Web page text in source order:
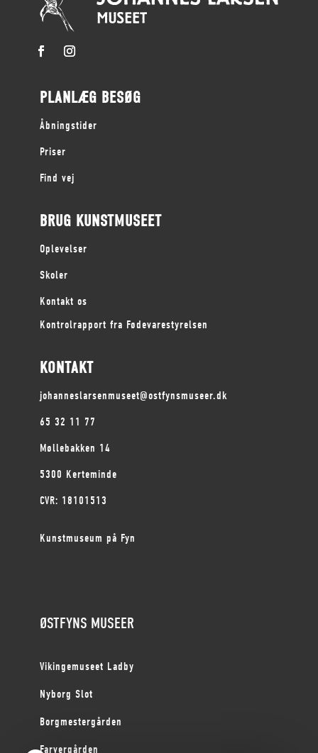
PLANLÆG BESØG
Åbningstider
Priser
Find vej
BRUG KUNSTMUSEET
Oplevelser
Skoler
Kontakt os
Kontrolrapport fra Fødevarestyrelsen
KONTAKT
johanneslarsenmuseet@ostfynsmuseer.dk
65 32 11 77
Møllebakken 14
5300 Kerteminde
CVR: 18101513
Kunstmuseum på Fyn
ØSTFYNS MUSEER
Vikingemuseet Ladby
Nyborg Slot
Borgmestergården
Farvergården